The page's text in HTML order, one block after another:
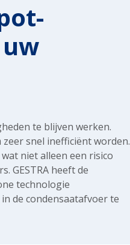
te blijven werken.
snel inefficiënt worden.
niet alleen een risico
GESTRA heeft de
technologie
de condensaatafvoer te